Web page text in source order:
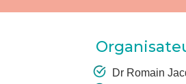
Dr Romain